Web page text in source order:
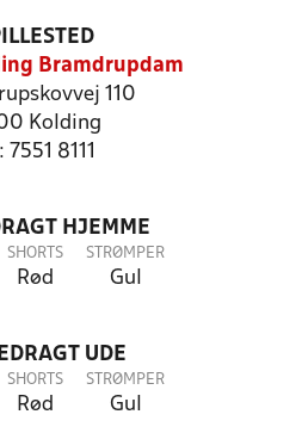
Bramdrupdam
110
Kolding
7551 8111
HJEMME
SHORTS
Rød
STRØMPER
Gul
UDE
SHORTS
Rød
STRØMPER
Gul